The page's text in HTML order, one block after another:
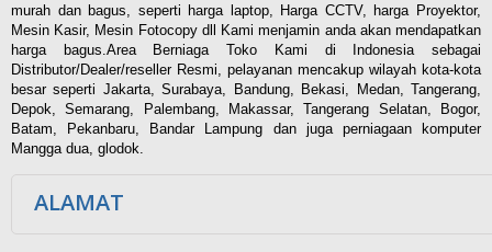
murah dan bagus, seperti harga laptop, Harga CCTV, harga Proyektor,
Mesin Kasir, Mesin Fotocopy dll Kami menjamin anda akan mendapatkan
harga bagus.Area Berniaga Toko Kami di Indonesia sebagai
Distributor/Dealer/reseller Resmi, pelayanan mencakup wilayah kota-kota
besar seperti Jakarta, Surabaya, Bandung, Bekasi, Medan, Tangerang,
Depok, Semarang, Palembang, Makassar, Tangerang Selatan, Bogor,
Batam, Pekanbaru, Bandar Lampung dan juga perniagaan komputer
Mangga dua, glodok.
ALAMAT